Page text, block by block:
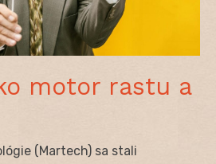
motor rastu a
(Martech) sa stali